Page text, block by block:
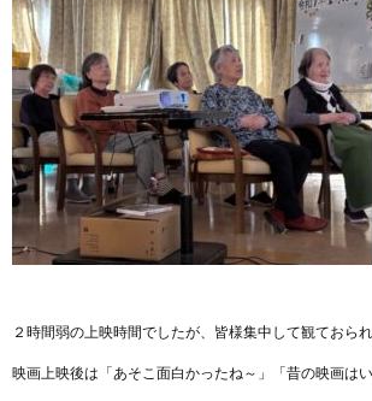
２時間弱の上映時間でしたが、皆様集中して観ておら
映画上映後は「あそこ面白かったね～」「昔の映画はい